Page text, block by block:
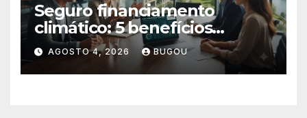
Seguro financiamento
climático: 5 benefícios
essenciais
AGOSTO 4, 2026 BUGOU